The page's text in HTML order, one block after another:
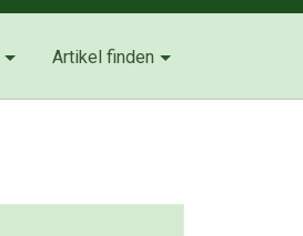
Artikel finden